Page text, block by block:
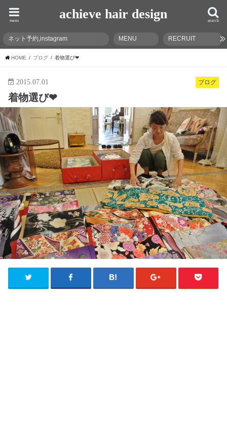
achieve hair design search
menu
ネット予約,instagram MENU RECRUIT
HOME ブログ 着物選び❤︎
ブログ
2015.07.01
着物選び❤︎